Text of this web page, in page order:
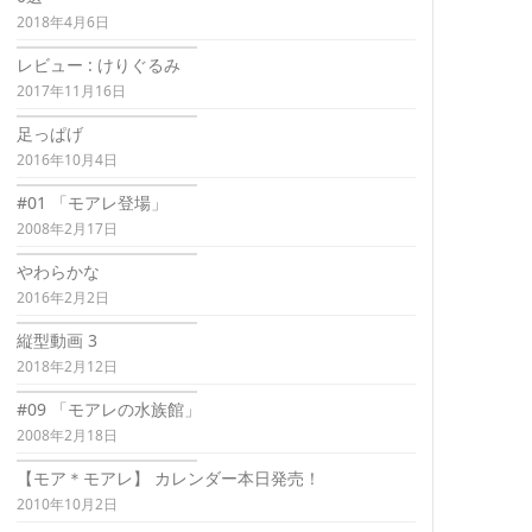
2018年4月6日
レビュー : けりぐるみ
2017年11月16日
足っぱげ
2016年10月4日
#01 「モアレ登場」
2008年2月17日
やわらかな
2016年2月2日
縦型動画 3
2018年2月12日
#09 「モアレの水族館」
2008年2月18日
【モア＊モアレ】 カレンダー本日発売！
2010年10月2日